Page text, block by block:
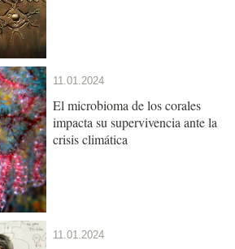
11.01.2024
El microbioma de los corales
impacta su supervivencia ante la
crisis climática
11.01.2024